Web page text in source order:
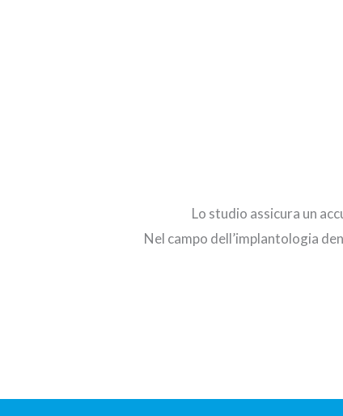
Lo studio assicura un
Nel campo dell’implantologia